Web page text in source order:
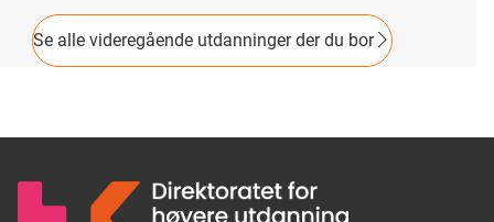
Se alle videregående utdanninger der du bor